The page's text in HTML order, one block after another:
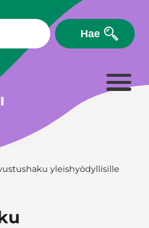
Hae
yleishyödyllisille